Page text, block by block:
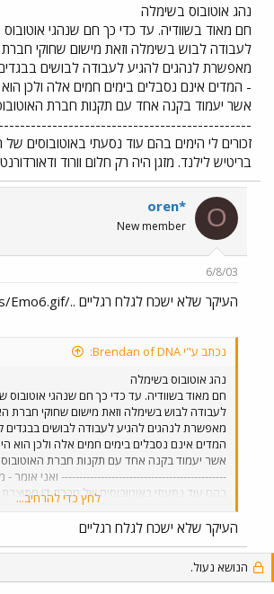
נהג אוטובוס בשימלה
חם מאוד בשוודיה. עד כדי כך חם שנהגי אוטובוס
לעבודה לבוש בשימלה וזאת מישום שחוקי חברת
מאפשרת לנהגים להגיע לעבודה לבושים
- המדים אינם נסבלים בימים חמים אלה ולכן
אשר יעמוד בקנה אחד עם תקנות חברת
------------------------------------------------
זכורים לי הימים בהם עוד נסעתי באוטובוסים
בריטיש לילנד. מזגן היה רק חלום וורוד
O
oren*
New member
6/8/03
העיקר שלא ישכח לגלח רגליים ../images/Emo6.gif
נכתב ע"י Brendan of DNA:
נהג אוטובוס בשימלה
חם מאוד בשוודיה. עד כדי כך חם שנהגי אוטובוס
לעבודה לבוש בשימלה וזאת מישום שחוקי חברת
מאפשרת לנהגים להגיע לעבודה לבושים
המדים אינם נסבלים בימים חמים אלה ולכן הוא
אשר יעמוד בקנה אחד עם תקנות חברת
---------------------------------------------- ואני אומר -
בהם עוד נסעתי באוטובוסים של חברת דן מתוצרת
רק חלום וורוד ודאורדורנט היה מצרך מבוקש.
לחץ כדי להרחיב...
העיקר שלא ישכח לגלח רגליים
הנושא נעול.